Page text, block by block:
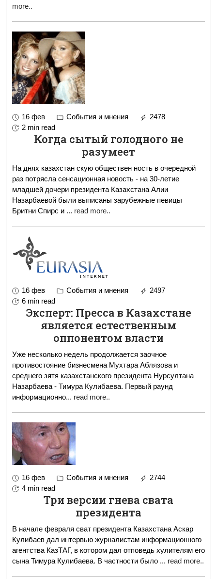
more..
16 фев События и мнения
2478
2 min read
Когда сытый голодного не
разумеет
На днях казахстан скую обществен ность в очередной
раз потрясла сенсационная новость - на 30-летие
младшей дочери президента Казахстана Алии
Назарбаевой были выписаны зарубежные певицы
Бритни Спирс и ... read more..
16 фев События и мнения
2497
6 min read
Эксперт: Пресса в Казахстане
является естественным
оппонентом власти
Уже несколько недель продолжается заочное
противостояние бизнесмена Мухтара Аблязова и
среднего зятя казахстанского президента Нурсултана
Назарбаева - Тимура Кулибаева. Первый раунд
информационно... read more..
16 фев События и мнения
2744
4 min read
Три версии гнева свата
президента
В начале февраля сват президента Казахстана Аскар
Кулибаев дал интервью журналистам информационного
агентства КазТАГ, в котором дал отповедь хулителям его
сына Тимура Кулибаева. В частности было ... read more..